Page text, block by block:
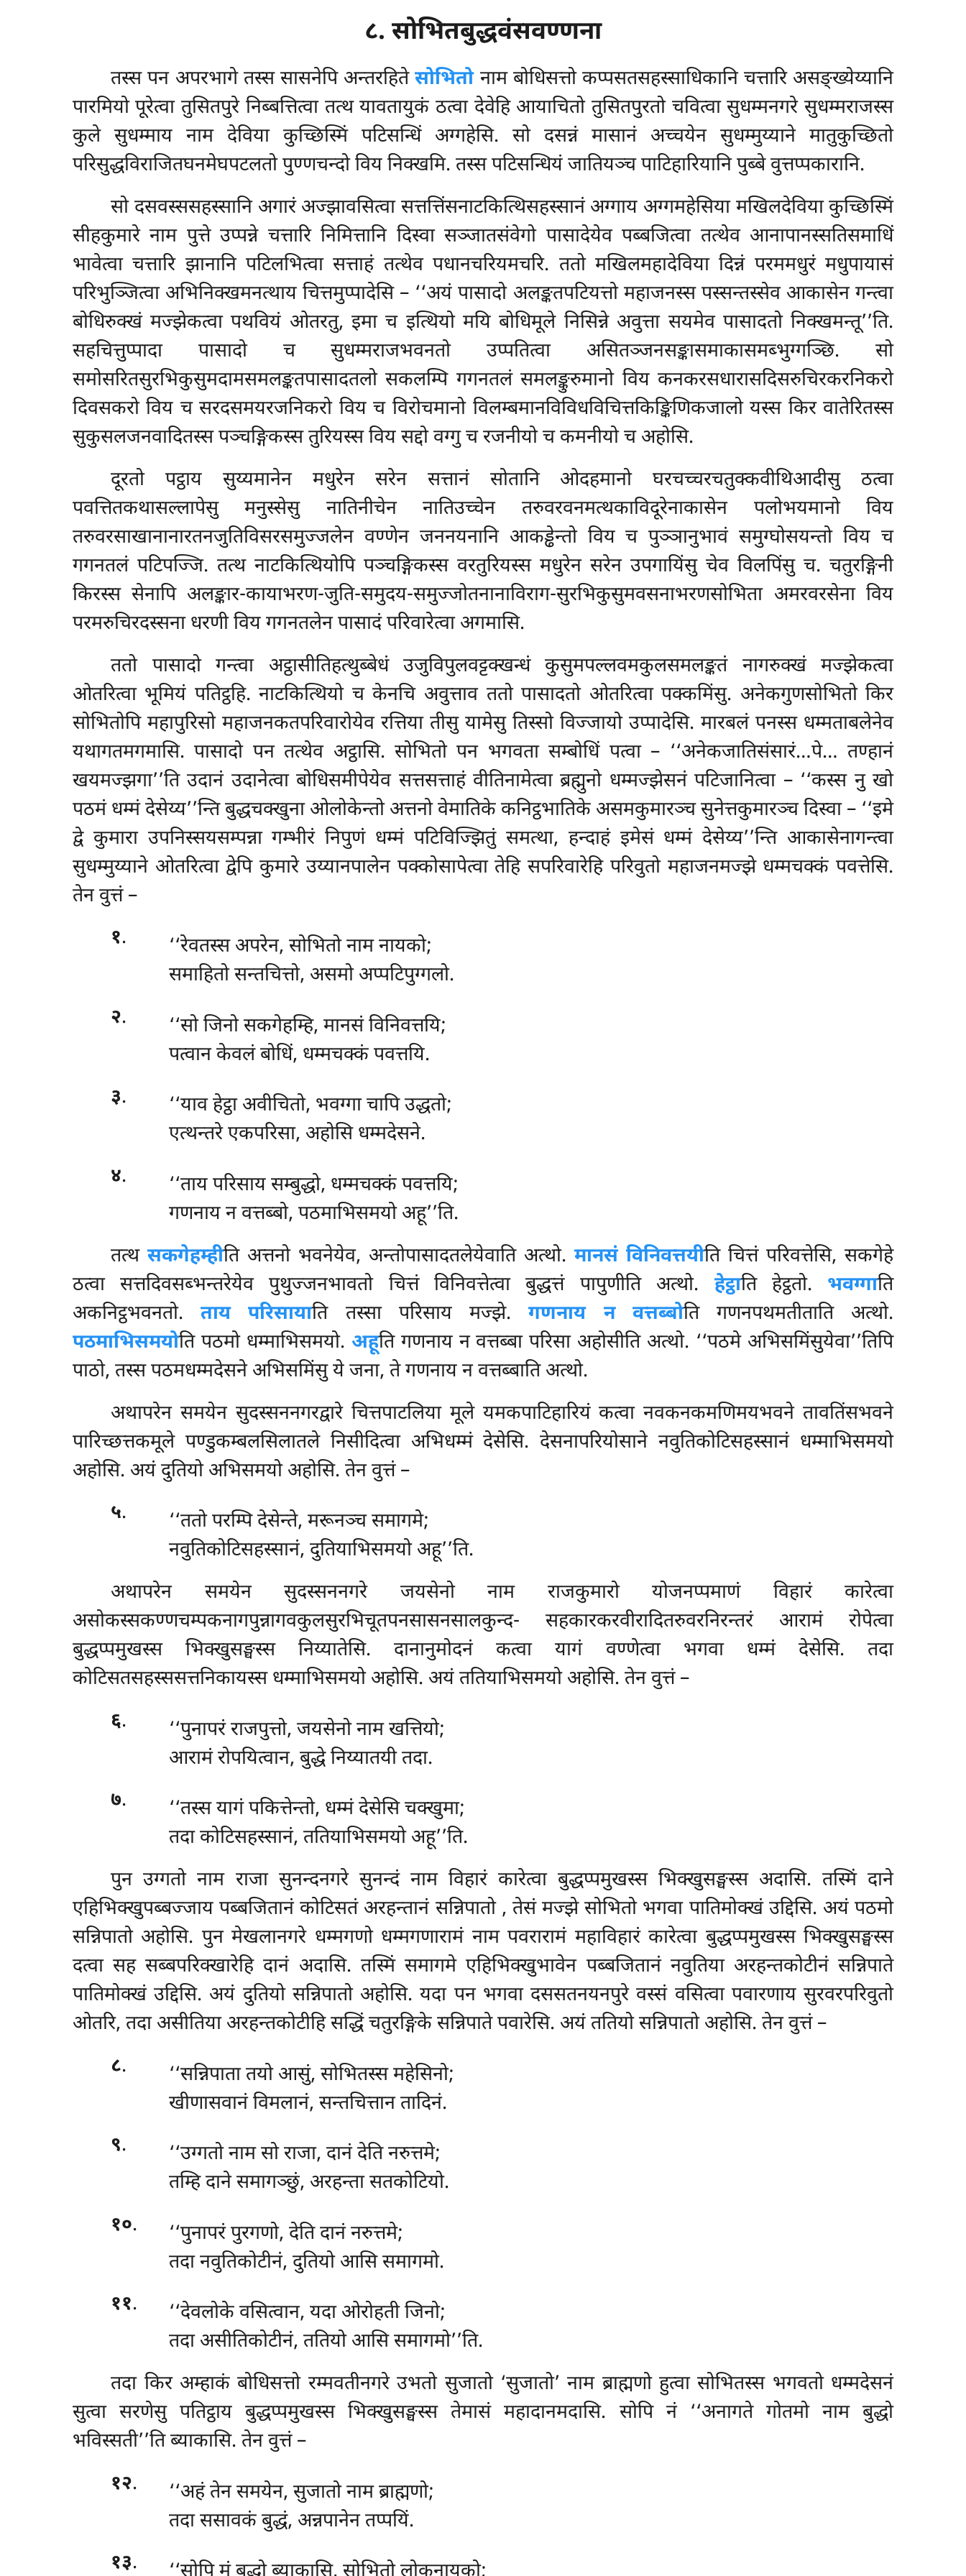
८. सोभितबुद्धवंसवण्णना
तस्सपन अपरभागे तस्स सासनेपि अन्तरहितेसोभितोनाम बोधिसत्तो कप्पसतसहस्साधिकानि चत्तारि असङ्ख्येय्यानि
पारमियो पूरेत्वा तुसितपुरे निब्बत्तित्वा तत्थ यावतायुकं ठत्वा देवेहि आयाचितो तुसितपुरतो चवित्वा सुधम्मनगरे सुधम्मराजस्स
कुले सुधम्माय नाम देविया कुच्छिस्मिं पटिसन्धिं अग्गहेसि. सो दसन्नं मासानं अच्चयेन सुधम्मुय्याने मातुकुच्छितो
परिसुद्धविराजितघनमेघपटलतो पुण्णचन्दो विय निक्खमि. तस्स पटिसन्धियं जातियञ्च पाटिहारियानि पुब्बे वुत्तप्पकारानि.
सो दसवस्ससहस्सानि अगारं अज्झावसित्वा सत्तत्तिंसनाटकित्थिसहस्सानं अग्गाय अग्गमहेसिया मखिलदेविया कुच्छिस्मिं
सीहकुमारे नाम पुत्ते उप्पन्ने चत्तारि निमित्तानि दिस्वा सञ्जातसंवेगो पासादेयेव पब्बजित्वा तत्थेव आनापानस्सतिसमाधिं
भावेत्वा चत्तारि झानानि पटिलभित्वा सत्ताहं तत्थेव पधानचरियमचरि. ततो मखिलमहादेविया दिन्नं परममधुरं मधुपायासं
परिभुञ्जित्वा अभिनिक्खमनत्थाय चित्तमुप्पादेसि – ‘‘अयं पासादो अलङ्कतपटियत्तो महाजनस्स पस्सन्तस्सेव आकासेन गन्त्वा
बोधिरुक्खं मज्झेकत्वा पथवियं ओतरतु, इमा च इत्थियो मयि बोधिमूले निसिन्ने अवुत्ता सयमेव पासादतो निक्खमन्तू’’ति.
सहचित्तुप्पादा पासादो च सुधम्मराजभवनतो उप्पतित्वा असितञ्जनसङ्कासमाकासमब्भुग्गञ्छि. सो
समोसरितसुरभिकुसुमदामसमलङ्कतपासादतलो सकलम्पि गगनतलं समलङ्कुरुमानो विय कनकरसधारासदिसरुचिरकरनिकरो
दिवसकरो विय च सरदसमयरजनिकरो विय च विरोचमानो विलम्बमानविविधविचित्तकिङ्किणिकजालो यस्स किर वातेरितस्स
सुकुसलजनवादितस्स पञ्चङ्गिकस्स तुरियस्स विय सद्दो वग्गु च रजनीयो च कमनीयो च अहोसि.
दूरतो पट्ठाय सुय्यमानेन मधुरेन सरेन सत्तानं सोतानि ओदहमानो घरचच्चरचतुक्कवीथिआदीसु ठत्वा
पवत्तितकथासल्लापेसु मनुस्सेसु नातिनीचेन नातिउच्चेन तरुवरवनमत्थकाविदूरेनाकासेन पलोभयमानोविय
तरुवरसाखानानारतनजुतिविसरसमुज्जलेन वण्णेन जननयनानि आकड्ढेन्तो विय च पुञ्ञानुभावं समुग्घोसयन्तो विय च
गगनतलं पटिपज्जि. तत्थ नाटकित्थियोपि पञ्चङ्गिकस्स वरतुरियस्स मधुरेन सरेन उपगायिंसु चेव विलपिंसु च. चतुरङ्गिनी
किरस्स सेनापि अलङ्कार-कायाभरण-जुति-समुदय-समुज्जोतनानाविराग-सुरभिकुसुमवसनाभरणसोभिता अमरवरसेना विय
परमरुचिरदस्सना धरणी विय गगनतलेन पासादं परिवारेत्वा अगमासि.
ततो पासादो गन्त्वा अट्ठासीतिहत्थुब्बेधं उजुविपुलवट्टक्खन्धं कुसुमपल्लवमकुलसमलङ्कतं नागरुक्खं मज्झेकत्वा
ओतरित्वा भूमियं पतिट्ठहि. नाटकित्थियो च केनचि अवुत्ताव ततो पासादतो ओतरित्वा पक्कमिंसु. अनेकगुणसोभितो किर
सोभितोपि महापुरिसो महाजनकतपरिवारोयेव रत्तिया तीसु यामेसु तिस्सो विज्जायो उप्पादेसि. मारबलं पनस्स धम्मताबलेनेव
यथागतमगमासि. पासादो पन तत्थेव अट्ठासि. सोभितो पन भगवता सम्बोधिं पत्वा – ‘‘अनेकजातिसंसारं…पे… तण्हानं
खयमज्झगा’’ति उदानं उदानेत्वा बोधिसमीपेयेव सत्तसत्ताहं वीतिनामेत्वा ब्रह्मुनो धम्मज्झेसनं पटिजानित्वा – ‘‘कस्स नु खो
पठमं धम्मं देसेय्य’’न्ति बुद्धचक्खुना ओलोकेन्तो अत्तनो वेमातिके कनिट्ठभातिके असमकुमारञ्च सुनेत्तकुमारञ्च दिस्वा – ‘‘इमे
द्वे कुमारा उपनिस्सयसम्पन्ना गम्भीरं निपुणं धम्मं पटिविज्झितुं समत्था, हन्दाहं इमेसं धम्मं देसेय्य’’न्ति आकासेनागन्त्वा
सुधम्मुय्याने ओतरित्वा द्वेपि कुमारे उय्यानपालेन पक्कोसापेत्वा तेहि सपरिवारेहि परिवुतो महाजनमज्झे धम्मचक्कं पवत्तेसि.
तेन वुत्तं –
१.
‘‘रेवतस्स अपरेन, सोभितो नाम नायको;
समाहितो सन्तचित्तो, असमो अप्पटिपुग्गलो.
२. ‘‘सोजिनो सकगेहम्हि, मानसं विनिवत्तयि;
पत्वान केवलं बोधिं, धम्मचक्कं पवत्तयि.
३.
‘‘याव हेट्ठा अवीचितो, भवग्गा चापि उद्धतो;
एत्थन्तरे एकपरिसा, अहोसि धम्मदेसने.
४. ‘‘ताय परिसाय सम्बुद्धो, धम्मचक्कं पवत्तयि;
गणनाय न वत्तब्बो, पठमाभिसमयो अहू’’ति.
तत्थसकगेहम्हीति अत्तनो भवनेयेव, अन्तोपासादतलेयेवाति अत्थो.मानसं विनिवत्तयीति चित्तं परिवत्तेसि, सकगेहे
ठत्वा सत्तदिवसब्भन्तरेयेव पुथुज्जनभावतो चित्तं विनिवत्तेत्वा बुद्धत्तं पापुणीति अत्थो. हेट्ठाति हेट्ठतो. भवग्गाति
अकनिट्ठभवनतो.ताय परिसायाति तस्सा परिसाय मज्झे.गणनाय न वत्तब्बोति गणनपथमतीताति अत्थो.
पठमाभिसमयोति पठमो धम्माभिसमयो. अहूति गणनाय न वत्तब्बा परिसा अहोसीति अत्थो. ‘‘पठमे अभिसमिंसुयेवा’’तिपि
पाठो, तस्स पठमधम्मदेसने अभिसमिंसु ये जना, ते गणनाय न वत्तब्बाति अत्थो.
अथापरेन समयेन सुदस्सननगरद्वारे चित्तपाटलिया मूले यमकपाटिहारियं कत्वा नवकनकमणिमयभवने तावतिंसभवने
पारिच्छत्तकमूले पण्डुकम्बलसिलातले निसीदित्वा अभिधम्मं देसेसि. देसनापरियोसाने नवुतिकोटिसहस्सानं धम्माभिसमयो
अहोसि. अयं दुतियो अभिसमयो अहोसि. तेन वुत्तं –
५.
‘‘ततो परम्पि देसेन्ते, मरूनञ्च समागमे;
नवुतिकोटिसहस्सानं, दुतियाभिसमयो अहू’’ति.
अथापरेन समयेन सुदस्सननगरे जयसेनो नाम राजकुमारो योजनप्पमाणं विहारं कारेत्वा
असोकस्सकण्णचम्पकनागपुन्नागवकुलसुरभिचूतपनसासनसालकुन्द- सहकारकरवीरादितरुवरनिरन्तरं आरामं रोपेत्वा
बुद्धप्पमुखस्स भिक्खुसङ्घस्स निय्यातेसि. दानानुमोदनं कत्वा यागं वण्णेत्वा भगवा धम्मं देसेसि. तदा
कोटिसतसहस्ससत्तनिकायस्स धम्माभिसमयो अहोसि. अयं ततियाभिसमयो अहोसि. तेन वुत्तं –
६.
‘‘पुनापरं राजपुत्तो, जयसेनो नाम खत्तियो;
आरामं रोपयित्वान, बुद्धे निय्यातयी तदा.
७. ‘‘तस्सयागं पकित्तेन्तो, धम्मं देसेसि चक्खुमा;
तदा कोटिसहस्सानं, ततियाभिसमयो अहू’’ति.
पुन उग्गतो नाम राजा सुनन्दनगरे सुनन्दं नाम विहारं कारेत्वा बुद्धप्पमुखस्स भिक्खुसङ्घस्स अदासि. तस्मिं दाने
एहिभिक्खुपब्बज्जाय पब्बजितानं कोटिसतं अरहन्तानं सन्निपातो , तेसं मज्झे सोभितो भगवा पातिमोक्खं उद्दिसि. अयं पठमो
सन्निपातो अहोसि. पुन मेखलानगरे धम्मगणो धम्मगणारामं नाम पवरारामं महाविहारं कारेत्वा बुद्धप्पमुखस्स भिक्खुसङ्घस्स
दत्वा सह सब्बपरिक्खारेहि दानं अदासि. तस्मिं समागमे एहिभिक्खुभावेन पब्बजितानं नवुतिया अरहन्तकोटीनं सन्निपाते
पातिमोक्खं उद्दिसि. अयं दुतियो सन्निपातो अहोसि. यदा पन भगवा दससतनयनपुरे वस्सं वसित्वा पवारणाय सुरवरपरिवुतो
ओतरि, तदा असीतिया अरहन्तकोटीहि सद्धिं चतुरङ्गिके सन्निपाते पवारेसि. अयं ततियो सन्निपातो अहोसि. तेन वुत्तं –
८.
‘‘सन्निपाता तयो आसुं, सोभितस्स महेसिनो;
खीणासवानं विमलानं, सन्तचित्तान तादिनं.
९.
‘‘उग्गतो नाम सो राजा, दानं देति नरुत्तमे;
तम्हि दाने समागञ्छुं, अरहन्ता सतकोटियो.
१०.
‘‘पुनापरं पुरगणो, देति दानं नरुत्तमे;
तदा नवुतिकोटीनं, दुतियो आसि समागमो.
११.
‘‘देवलोके वसित्वान, यदा ओरोहती जिनो;
तदा असीतिकोटीनं, ततियो आसि समागमो’’ति.
तदा किर अम्हाकं बोधिसत्तो रम्मवतीनगरे उभतो सुजातो ‘सुजातो’ नाम ब्राह्मणो हुत्वा सोभितस्स भगवतो धम्मदेसनं
सुत्वा सरणेसु पतिट्ठाय बुद्धप्पमुखस्स भिक्खुसङ्घस्स तेमासं महादानमदासि. सोपि नं ‘‘अनागते गोतमो नाम बुद्धो
भविस्सती’’ति ब्याकासि. तेन वुत्तं –
१२. ‘‘अहंतेन समयेन, सुजातो नाम ब्राह्मणो;
तदा ससावकं बुद्धं, अन्नपानेन तप्पयिं.
१३.